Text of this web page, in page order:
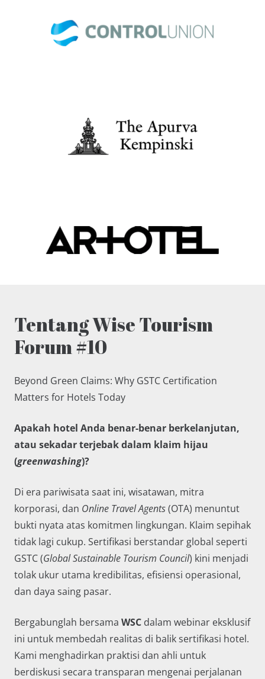
Tentang Wise Tourism
Forum #10
Beyond Green Claims: Why GSTC Certification
Matters for Hotels Today
Apakah hotel Anda benar-benar berkelanjutan,
atau sekadar terjebak dalam klaim hijau
(greenwashing)?
Di era pariwisata saat ini, wisatawan, mitra
korporasi, dan Online Travel Agents(OTA) menuntut
bukti nyata atas komitmen lingkungan. Klaim sepihak
tidak lagi cukup. Sertifikasi berstandar global seperti
GSTC (Global Sustainable Tourism Council) kini menjadi
tolak ukur utama kredibilitas, efisiensi operasional,
dan daya saing pasar.
Bergabunglah bersama WSC dalam webinar eksklusif
ini untuk membedah realitas di balik sertifikasi hotel.
Kami menghadirkan praktisi dan ahli untuk
berdiskusi secara transparan mengenai perjalanan